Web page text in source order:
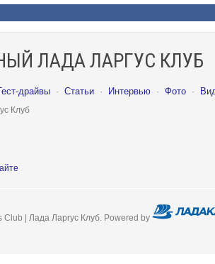
ЛАДА ЛАРГУС КЛУБ
драйвы · Статьи · Интервью · Фото ·
Клуб
| Лада Ларгус Клуб. Powered by